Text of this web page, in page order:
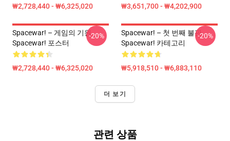
₩2,728,440 - ₩6,325,020 ₩3,651,700 - ₩4,202,900
Spacewar! – 게임의 기원
Spacewar! 포스터
₩2,728,440 - ₩6,325,020
-20%
Spacewar! – 첫 번째 불판
Spacewar! 카테고리
₩5,918,510 - ₩6,883,110
-20%
더 보기
관련 상품